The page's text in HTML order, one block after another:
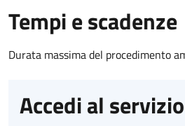
Tempi e scadenze
Durata massima del procedimento
Accedi al servizio